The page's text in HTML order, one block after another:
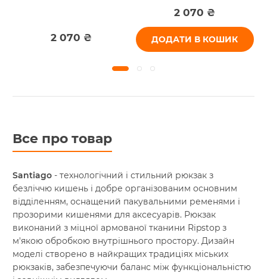
2 070 ₴
2 070 ₴
ДОДАТИ В КОШИК
Все про товар
Santiago - технологічний і стильний рюкзак з
безліччю кишень і добре організованим основним
відділенням, оснащений пакувальними ременями і
прозорими кишенями для аксесуарів. Рюкзак
виконаний з міцної армованої тканини Ripstop з
м'якою обробкою внутрішнього простору. Дизайн
моделі створено в найкращих традиціях міських
рюкзаків, забезпечуючи баланс між функціональністю